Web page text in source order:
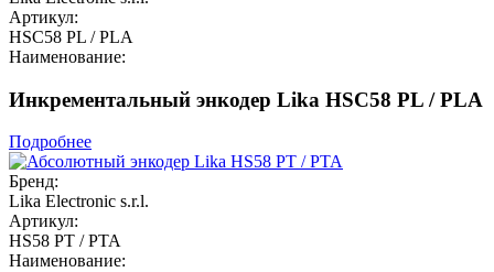
Артикул:
HSC58 PL / PLA
Наименование:
Инкрементальный энкодер Lika HSC58 PL / PLA
Подробнее
Бренд:
Lika Electronic s.r.l.
Артикул:
HS58 PT / PTA
Наименование: